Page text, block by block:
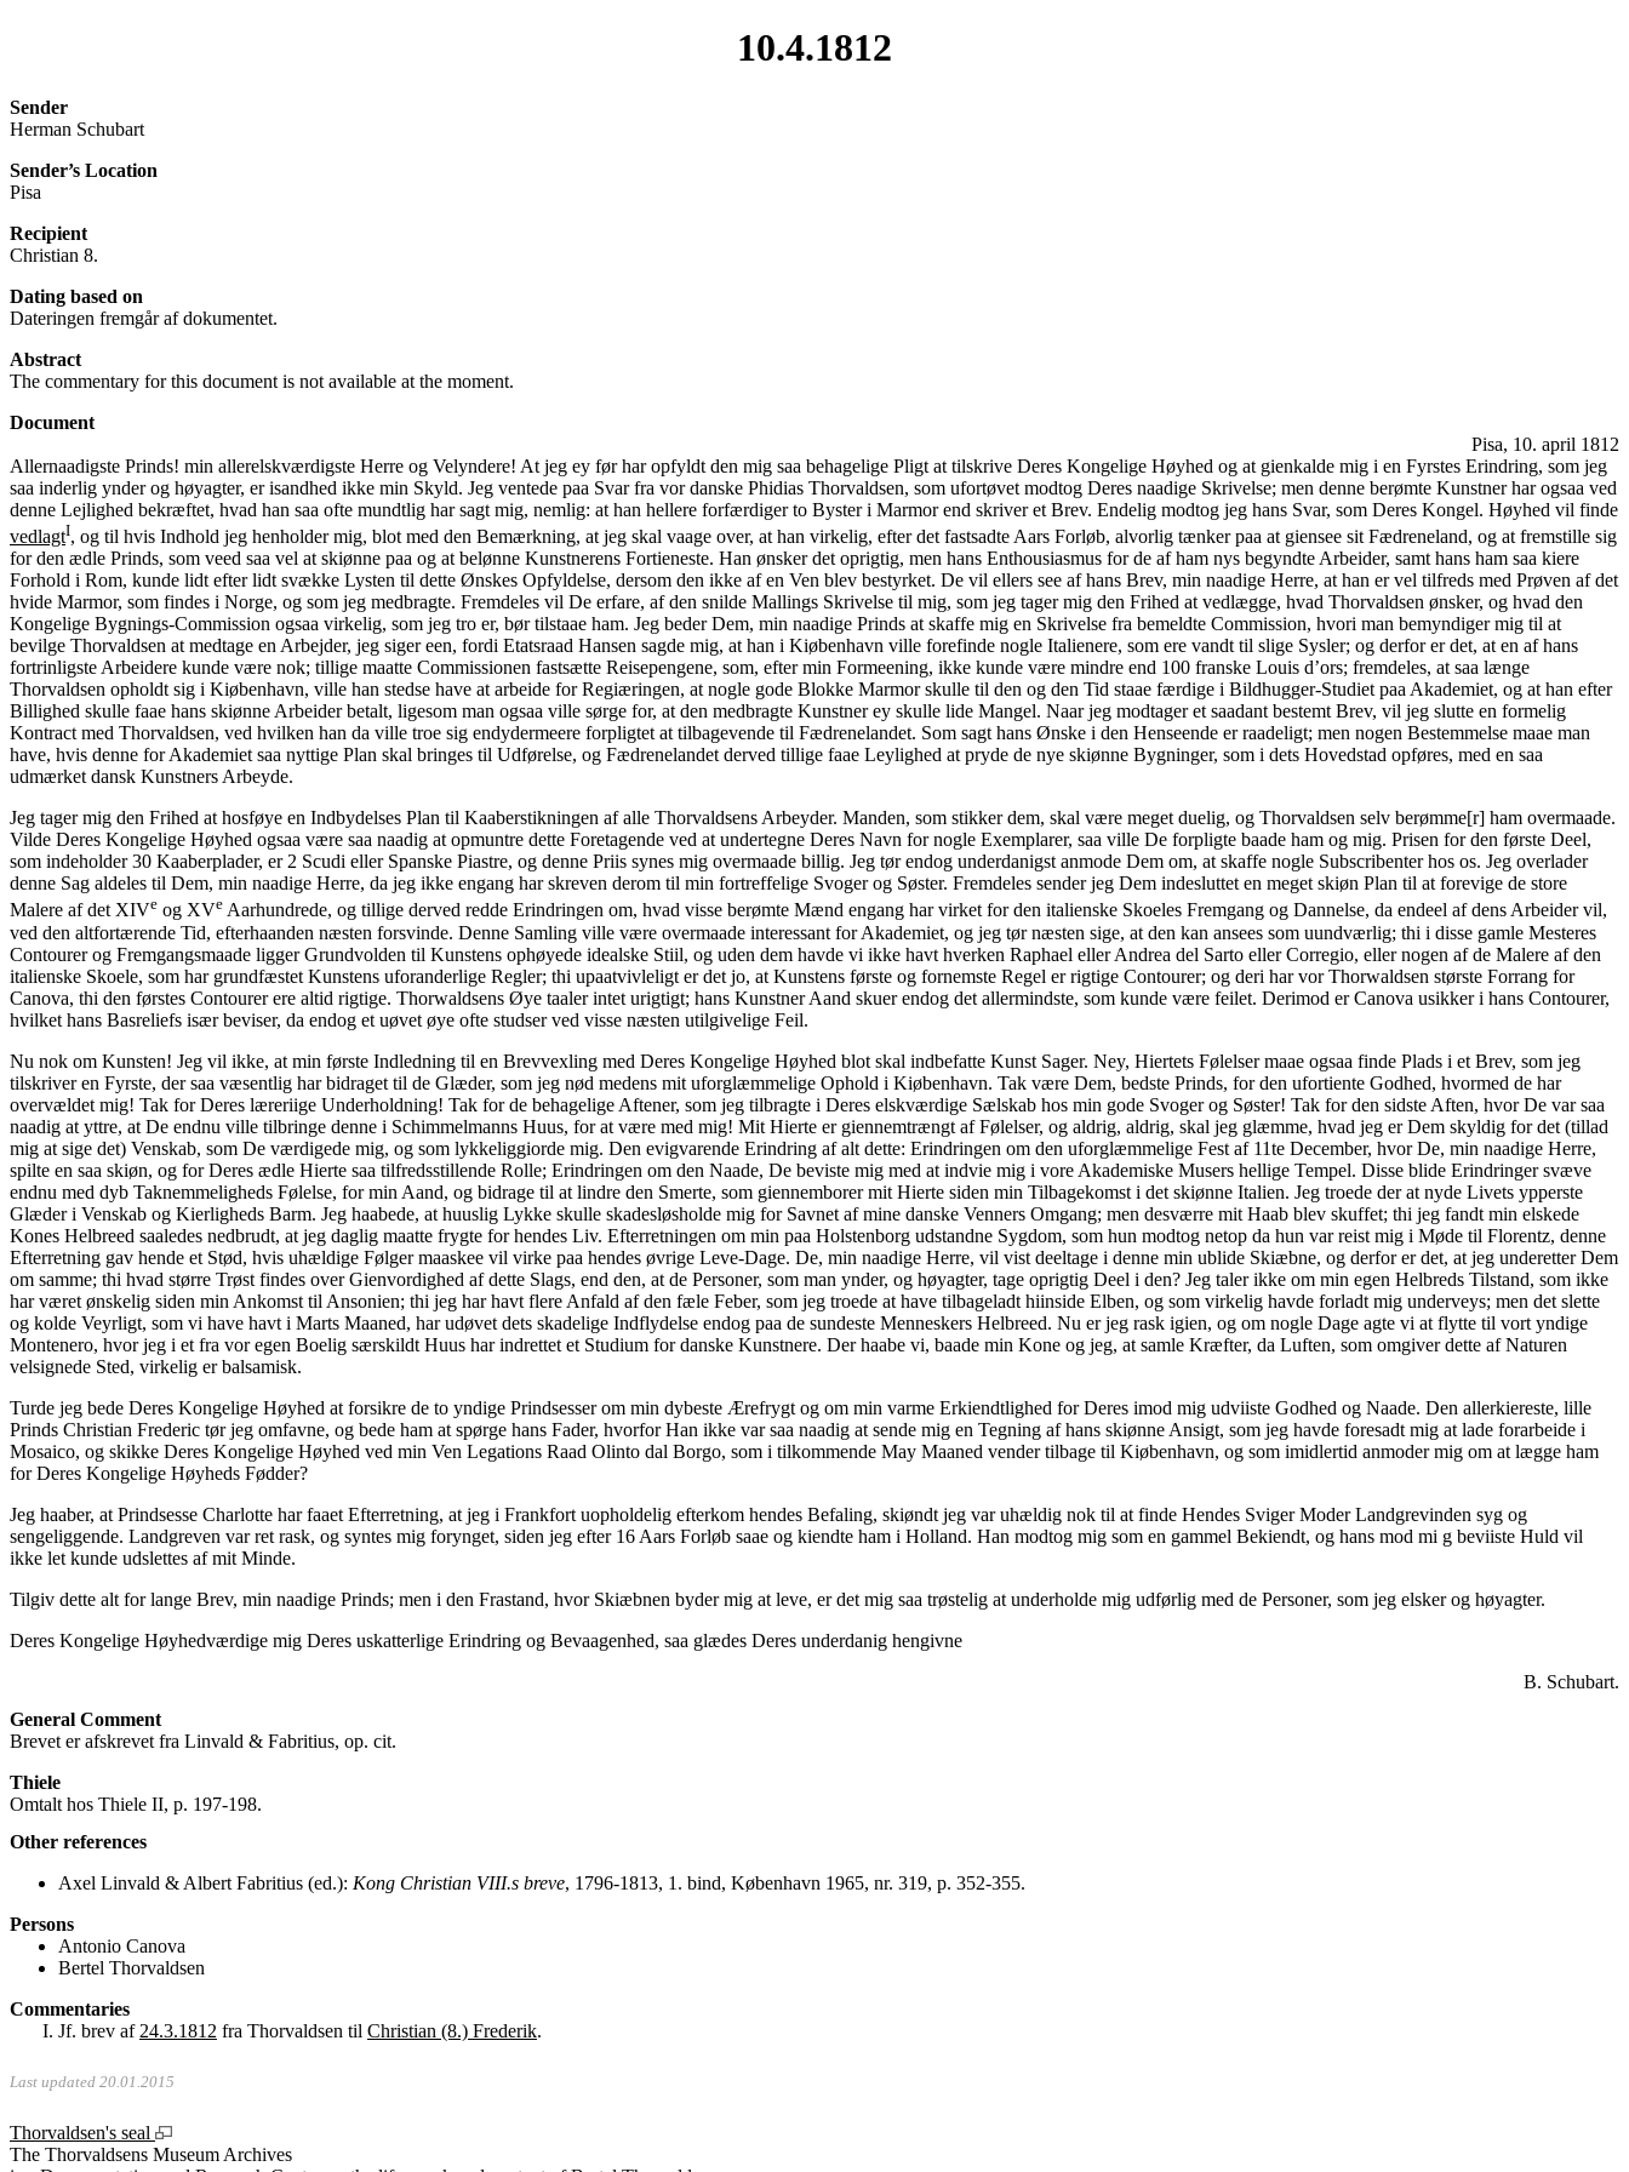
10.4.1812
Sender
Herman Schubart
Sender’s Location
Pisa
Recipient
Christian 8.
Dating based on
Dateringen fremgår af dokumentet.
Abstract
The commentary for this document is not available at the moment.
Document
Pisa, 10. april 1812
Allernaadigste Prinds! min allerelskværdigste Herre og Velyndere! At jeg ey før har opfyldt den mig saa behagelige Pligt at tilskrive Deres Kongelige Høyhed og at gienkalde mig i en Fyrstes Erindring, som jeg
saa inderlig ynder og høyagter, er isandhed ikke min Skyld. Jeg ventede paa Svar fra vor danske Phidias Thorvaldsen, som ufortøvet modtog Deres naadige Skrivelse; men denne berømte Kunstner har ogsaa ved
denne Lejlighed bekræftet, hvad han saa ofte mundtlig har sagt mig, nemlig: at han hellere forfærdiger to Byster i Marmor end skriver et Brev. Endelig modtog jeg hans Svar, som Deres Kongel. Høyhed vil finde
vedlagtI, og til hvis Indhold jeg henholder mig, blot med den Bemærkning, at jeg skal vaage over, at han virkelig, efter det fastsadte Aars Forløb, alvorlig tænker paa at giensee sit Fædreneland, og at fremstille sig
for den ædle Prinds, som veed saa vel at skiønne paa og at belønne Kunstnerens Fortieneste. Han ønsker det oprigtig, men hans Enthousiasmus for de af ham nys begyndte Arbeider, samt hans ham saa kiere
Forhold i Rom, kunde lidt efter lidt svække Lysten til dette Ønskes Opfyldelse, dersom den ikke af en Ven blev bestyrket. De vil ellers see af hans Brev, min naadige Herre, at han er vel tilfreds med Prøven af det
hvide Marmor, som findes i Norge, og som jeg medbragte. Fremdeles vil De erfare, af den snilde Mallings Skrivelse til mig, som jeg tager mig den Frihed at vedlægge, hvad Thorvaldsen ønsker, og hvad den
Kongelige Bygnings-Commission ogsaa virkelig, som jeg tro er, bør tilstaae ham. Jeg beder Dem, min naadige Prinds at skaffe mig en Skrivelse fra bemeldte Commission, hvori man bemyndiger mig til at
bevilge Thorvaldsen at medtage en Arbejder, jeg siger een, fordi Etatsraad Hansen sagde mig, at han i Kiøbenhavn ville forefinde nogle Italienere, som ere vandt til slige Sysler; og derfor er det, at en af hans
fortrinligste Arbeidere kunde være nok; tillige maatte Commissionen fastsætte Reisepengene, som, efter min Formeening, ikke kunde være mindre end 100 franske Louis d’ors; fremdeles, at saa længe
Thorvaldsen opholdt sig i Kiøbenhavn, ville han stedse have at arbeide for Regiæringen, at nogle gode Blokke Marmor skulle til den og den Tid staae færdige i Bildhugger-Studiet paa Akademiet, og at han efter
Billighed skulle faae hans skiønne Arbeider betalt, ligesom man ogsaa ville sørge for, at den medbragte Kunstner ey skulle lide Mangel. Naar jeg modtager et saadant bestemt Brev, vil jeg slutte en formelig
Kontract med Thorvaldsen, ved hvilken han da ville troe sig endydermeere forpligtet at tilbagevende til Fædrenelandet. Som sagt hans Ønske i den Henseende er raadeligt; men nogen Bestemmelse maae man
have, hvis denne for Akademiet saa nyttige Plan skal bringes til Udførelse, og Fædrenelandet derved tillige faae Leylighed at pryde de nye skiønne Bygninger, som i dets Hovedstad opføres, med en saa
udmærket dansk Kunstners Arbeyde.
Jeg tager mig den Frihed at hosføye en Indbydelses Plan til Kaaberstikningen af alle Thorvaldsens Arbeyder. Manden, som stikker dem, skal være meget duelig, og Thorvaldsen selv berømme[r] ham overmaade.
Vilde Deres Kongelige Høyhed ogsaa være saa naadig at opmuntre dette Foretagende ved at undertegne Deres Navn for nogle Exemplarer, saa ville De forpligte baade ham og mig. Prisen for den første Deel,
som indeholder 30 Kaaberplader, er 2 Scudi eller Spanske Piastre, og denne Priis synes mig overmaade billig. Jeg tør endog underdanigst anmode Dem om, at skaffe nogle Subscribenter hos os. Jeg overlader
denne Sag aldeles til Dem, min naadige Herre, da jeg ikke engang har skreven derom til min fortreffelige Svoger og Søster. Fremdeles sender jeg Dem indesluttet en meget skiøn Plan til at forevige de store
Malere af det XIVe og XVe Aarhundrede, og tillige derved redde Erindringen om, hvad visse berømte Mænd engang har virket for den italienske Skoeles Fremgang og Dannelse, da endeel af dens Arbeider vil,
ved den altfortærende Tid, efterhaanden næsten forsvinde. Denne Samling ville være overmaade interessant for Akademiet, og jeg tør næsten sige, at den kan ansees som uundværlig; thi i disse gamle Mesteres
Contourer og Fremgangsmaade ligger Grundvolden til Kunstens ophøyede idealske Stiil, og uden dem havde vi ikke havt hverken Raphael eller Andrea del Sarto eller Corregio, eller nogen af de Malere af den
italienske Skoele, som har grundfæstet Kunstens uforanderlige Regler; thi upaatvivleligt er det jo, at Kunstens første og fornemste Regel er rigtige Contourer; og deri har vor Thorwaldsen største Forrang for
Canova, thi den førstes Contourer ere altid rigtige. Thorwaldsens Øye taaler intet urigtigt; hans Kunstner Aand skuer endog det allermindste, som kunde være feilet. Derimod er Canova usikker i hans Contourer,
hvilket hans Basreliefs især beviser, da endog et uøvet øye ofte studser ved visse næsten utilgivelige Feil.
Nu nok om Kunsten! Jeg vil ikke, at min første Indledning til en Brevvexling med Deres Kongelige Høyhed blot skal indbefatte Kunst Sager. Ney, Hiertets Følelser maae ogsaa finde Plads i et Brev, som jeg
tilskriver en Fyrste, der saa væsentlig har bidraget til de Glæder, som jeg nød medens mit uforglæmmelige Ophold i Kiøbenhavn. Tak være Dem, bedste Prinds, for den ufortiente Godhed, hvormed de har
overvældet mig! Tak for Deres læreriige Underholdning! Tak for de behagelige Aftener, som jeg tilbragte i Deres elskværdige Sælskab hos min gode Svoger og Søster! Tak for den sidste Aften, hvor De var saa
naadig at yttre, at De endnu ville tilbringe denne i Schimmelmanns Huus, for at være med mig! Mit Hierte er giennemtrængt af Følelser, og aldrig, aldrig, skal jeg glæmme, hvad jeg er Dem skyldig for det (tillad
mig at sige det) Venskab, som De værdigede mig, og som lykkeliggiorde mig. Den evigvarende Erindring af alt dette: Erindringen om den uforglæmmelige Fest af 11te December, hvor De, min naadige Herre,
spilte en saa skiøn, og for Deres ædle Hierte saa tilfredsstillende Rolle; Erindringen om den Naade, De beviste mig med at indvie mig i vore Akademiske Musers hellige Tempel. Disse blide Erindringer svæve
endnu med dyb Taknemmeligheds Følelse, for min Aand, og bidrage til at lindre den Smerte, som giennemborer mit Hierte siden min Tilbagekomst i det skiønne Italien. Jeg troede der at nyde Livets ypperste
Glæder i Venskab og Kierligheds Barm. Jeg haabede, at huuslig Lykke skulle skadesløsholde mig for Savnet af mine danske Venners Omgang; men desværre mit Haab blev skuffet; thi jeg fandt min elskede
Kones Helbreed saaledes nedbrudt, at jeg daglig maatte frygte for hendes Liv. Efterretningen om min paa Holstenborg udstandne Sygdom, som hun modtog netop da hun var reist mig i Møde til Florentz, denne
Efterretning gav hende et Stød, hvis uhældige Følger maaskee vil virke paa hendes øvrige Leve-Dage. De, min naadige Herre, vil vist deeltage i denne min ublide Skiæbne, og derfor er det, at jeg underetter Dem
om samme; thi hvad større Trøst findes over Gienvordighed af dette Slags, end den, at de Personer, som man ynder, og høyagter, tage oprigtig Deel i den? Jeg taler ikke om min egen Helbreds Tilstand, som ikke
har været ønskelig siden min Ankomst til Ansonien; thi jeg har havt flere Anfald af den fæle Feber, som jeg troede at have tilbageladt hiinside Elben, og som virkelig havde forladt mig underveys; men det slette
og kolde Veyrligt, som vi have havt i Marts Maaned, har udøvet dets skadelige Indflydelse endog paa de sundeste Menneskers Helbreed. Nu er jeg rask igien, og om nogle Dage agte vi at flytte til vort yndige
Montenero, hvor jeg i et fra vor egen Boelig særskildt Huus har indrettet et Studium for danske Kunstnere. Der haabe vi, baade min Kone og jeg, at samle Kræfter, da Luften, som omgiver dette af Naturen
velsignede Sted, virkelig er balsamisk.
Turde jeg bede Deres Kongelige Høyhed at forsikre de to yndige Prindsesser om min dybeste Ærefrygt og om min varme Erkiendtlighed for Deres imod mig udviiste Godhed og Naade. Den allerkiereste, lille
Prinds Christian Frederic tør jeg omfavne, og bede ham at spørge hans Fader, hvorfor Han ikke var saa naadig at sende mig en Tegning af hans skiønne Ansigt, som jeg havde foresadt mig at lade forarbeide i
Mosaico, og skikke Deres Kongelige Høyhed ved min Ven Legations Raad Olinto dal Borgo, som i tilkommende May Maaned vender tilbage til Kiøbenhavn, og som imidlertid anmoder mig om at lægge ham
for Deres Kongelige Høyheds Fødder?
Jeg haaber, at Prindsesse Charlotte har faaet Efterretning, at jeg i Frankfort uopholdelig efterkom hendes Befaling, skiøndt jeg var uhældig nok til at finde Hendes Sviger Moder Landgrevinden syg og
sengeliggende. Landgreven var ret rask, og syntes mig forynget, siden jeg efter 16 Aars Forløb saae og kiendte ham i Holland. Han modtog mig som en gammel Bekiendt, og hans mod mi g beviiste Huld vil
ikke let kunde udslettes af mit Minde.
Tilgiv dette alt for lange Brev, min naadige Prinds; men i den Frastand, hvor Skiæbnen byder mig at leve, er det mig saa trøstelig at underholde mig udførlig med de Personer, som jeg elsker og høyagter.
Deres Kongelige Høyhedværdige mig Deres uskatterlige Erindring og Bevaagenhed, saa glædes Deres underdanig hengivne
B. Schubart.
General Comment
Brevet er afskrevet fra Linvald & Fabritius, op. cit.
Thiele
Omtalt hos Thiele II, p. 197-198.
Other references
Axel Linvald & Albert Fabritius (ed.): Kong Christian VIII.s breve, 1796-1813, 1. bind, København 1965, nr. 319, p. 352-355.
Persons
Antonio Canova
Bertel Thorvaldsen
Commentaries
Jf. brev af 24.3.1812 fra Thorvaldsen til Christian (8.) Frederik.
Last updated 20.01.2015
Thorvaldsen's seal
The Thorvaldsens Museum Archives